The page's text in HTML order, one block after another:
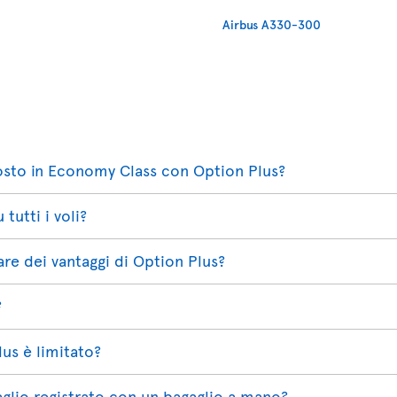
Airbus A330-300
in Economy Class con Option Plus?
tutti i voli?
dei vantaggi di Option Plus?
è limitato?